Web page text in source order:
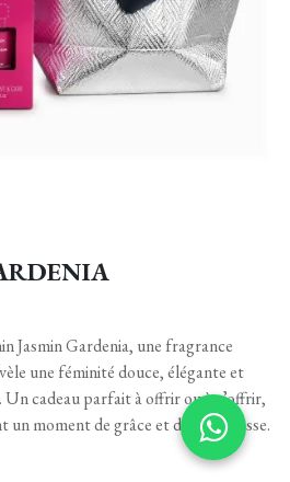
Jasmin Gardenia, une fragrance
une féminité douce, élégante et
cadeau parfait à offrir ou à s’offrir,
un moment de grâce et de délicatesse.